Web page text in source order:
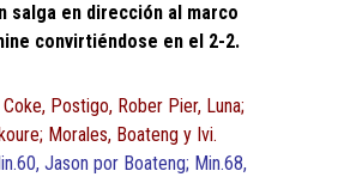
salga en dirección al marco
convirtiéndose en el 2-2.
Coke, Postigo, Rober Pier, Luna;
Morales, Boateng y Ivi.
Jason por Boateng; Min.68,